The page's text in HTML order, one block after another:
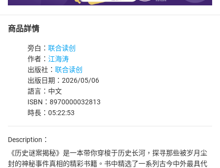
商品詳情
旁白： 联合读创
作者： 江海涛
出版社： 联合读创
出版日期：2026/05/06
語言：中文
ISBN：8970000032813
時長：05:22:53
Description：
《历史谜案揭秘》是一本带你穿梭于历史长河，探寻那些被岁月尘
封的神秘事件真相的精彩书籍。书中精选了一系列古今中外最具代